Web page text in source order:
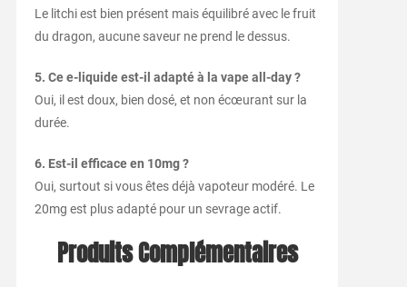
Le litchi est bien présent mais équilibré avec le fruit
du dragon, aucune saveur ne prend le dessus.
5. Ce e-liquide est-il adapté à la vape all-day ?
Oui, il est doux, bien dosé, et non écœurant sur la
durée.
6. Est-il efficace en 10mg ?
Oui, surtout si vous êtes déjà vapoteur modéré. Le
20mg est plus adapté pour un sevrage actif.
Produits Complémentaires